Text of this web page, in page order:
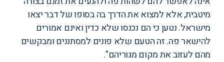
מיטבית, אלא למצוא את הדרך בה בסופו של דבר יצאו
מישראל. נטען כי הם נכנסו שלא כדין ואינם אמורים
להישאר פה. זה הטעם שלא פונים למסתננים ומבקשים
מהם לעזוב את מקום מגוריהם".